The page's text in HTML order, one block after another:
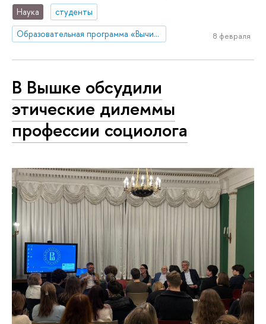
Наука
студенты
Образовательная программа «Вычислительные социальные науки»
8 февраля
В Вышке обсудили
этические дилеммы
профессии социолога